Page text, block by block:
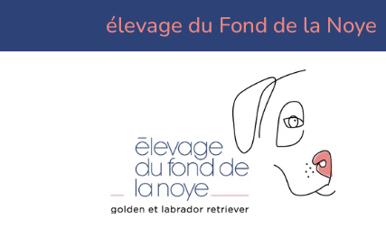
élevage du Fond de la Noye